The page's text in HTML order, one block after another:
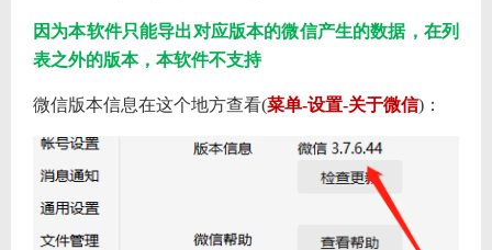
因为本软件只能导出对应版本的微信产生的数据，在列
表之外的版本，本软件不支持
微信版本信息在这个地方查看(菜单-设置-关于微信)：